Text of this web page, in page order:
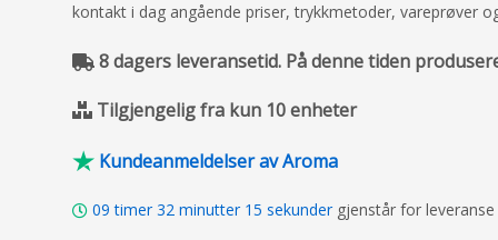
kontakt i dag angående priser, trykkmetoder, vareprøver
8 dagers leveransetid. På denne tiden
Tilgjengelig fra kun 10 enheter
Kundeanmeldelser av Aroma
09 timer 32 minutter 14 sekunder gjenstår for